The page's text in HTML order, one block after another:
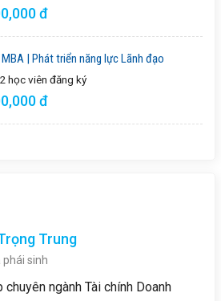
đ
MBA | Phát triển năng lực Lãnh đạo
học viên đăng ký
đ
Trung
phái sinh
chuyên ngành Tài chính Doanh